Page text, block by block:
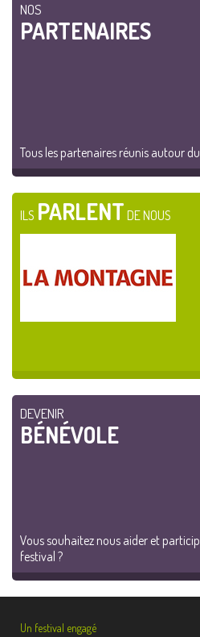
NOS
PARTENAIRES
Tous les partenaires réunis autour
ILS PARLENT DE NOUS
DEVENIR
BÉNÉVOLE
Vous souhaitez nous aider et
festival ?
Un festival engagé